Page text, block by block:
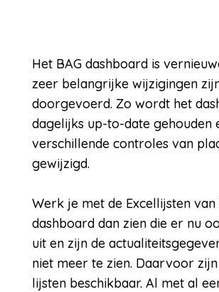
Het BAG dashboard is
zeer belangrijke wijzigingen
doorgevoerd. Zo wordt het
dagelijks up-to-date gehouden
verschillende controles van
gewijzigd.
Werk je met de Excellijsten van
dashboard dan zien die er nu
uit en zijn de
niet meer te zien. Daarvoor
lijsten beschikbaar. Al met al